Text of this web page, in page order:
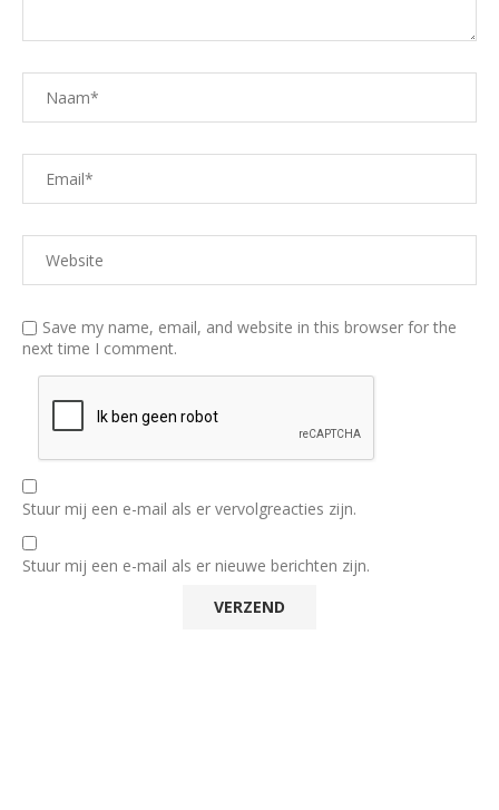
Save my name, email, and website in this browser for the
next time I comment.
Stuur mij een e-mail als er vervolgreacties zijn.
Stuur mij een e-mail als er nieuwe berichten zijn.